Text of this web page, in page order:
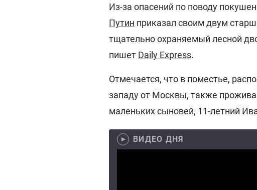
Из-за опасений по поводу
Путин приказал своим двум
тщательно охраняемый лесной
пишет Daily Express.
Отмечается, что в поместье,
западу от Москвы, также
маленьких сыновей, 11-летний
ВИДЕО ДНЯ